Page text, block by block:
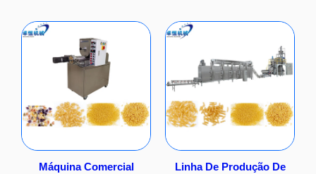
Máquina Comercial
Linha De Produção De